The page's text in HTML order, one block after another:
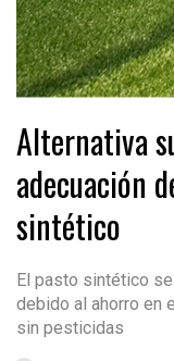
Alternativa
adecuación
sintético
El pasto sintético
debido al ahorro en
sin pesticidas